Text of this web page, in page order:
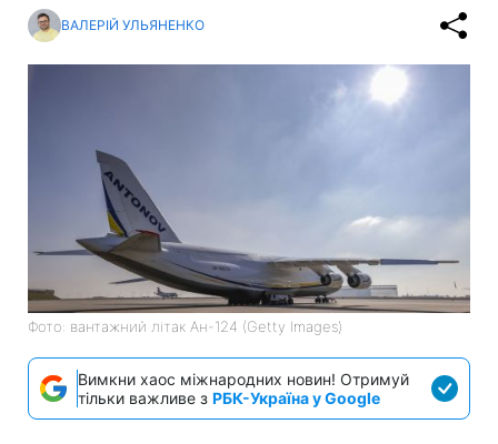
ВАЛЕРІЙ УЛЬЯНЕНКО
Фото: вантажний літак Ан-124 (Getty Images)
Вимкни хаос міжнародних новин! Отримуй
тільки важливе з РБК-Україна у Google